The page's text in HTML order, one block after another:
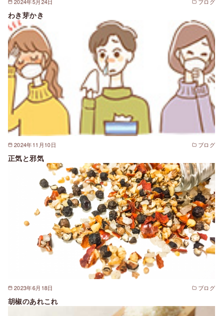
わき芽かき
2024年11月10日 ブログ
正気と邪気
2023年6月18日 ブログ
胡椒のあれこれ